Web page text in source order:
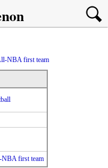
NBA first team
first team